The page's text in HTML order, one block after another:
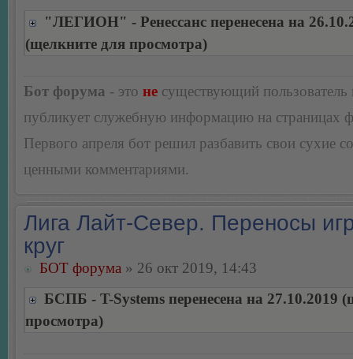
"ЛЕГИОН" - Ренессанс перенесена на
(щелкните для просмотра)
Бот форума - это не существующий пользователь
публикует служебную информацию на страницах
Первого апреля бот решил разбавить свои сухие
ценными комментариями.
Лига Лайт-Север. Переносы
круг
БОТ форума » 26 окт 2019, 14:43
БСПБ - T-Systems перенесена на 27.10.2019
просмотра)